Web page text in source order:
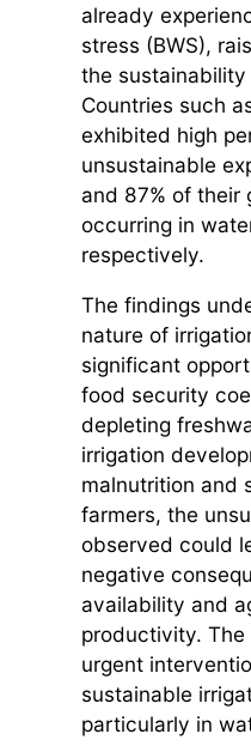
already
stress (BWS),
the
Countries such
exhibited high
unsustainable
and 87% of their
occurring in
respectively.
The findings
nature of
significant
food security
depleting
irrigation
malnutrition and
farmers, the
observed could
negative
availability and
productivity.
urgent
sustainable
particularly in